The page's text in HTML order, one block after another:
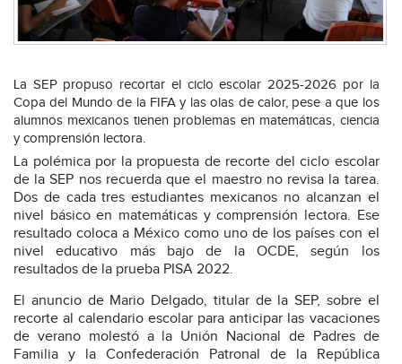
La SEP propuso recortar el ciclo escolar 2025-2026 por la
Copa del Mundo de la FIFA y las olas de calor, pese a que los
alumnos mexicanos tienen problemas en matemáticas, ciencia
y comprensión lectora.
La polémica por la propuesta de recorte del ciclo escolar
de la SEP nos recuerda que el maestro no revisa la tarea.
Dos de cada tres estudiantes mexicanos no alcanzan el
nivel básico en matemáticas y comprensión lectora. Ese
resultado coloca a México como uno de los países con el
nivel educativo más bajo de la OCDE, según los
resultados de la prueba PISA 2022.
El anuncio de Mario Delgado, titular de la SEP, sobre el
recorte al calendario escolar para anticipar las vacaciones
de verano molestó a la Unión Nacional de Padres de
Familia y la Confederación Patronal de la República